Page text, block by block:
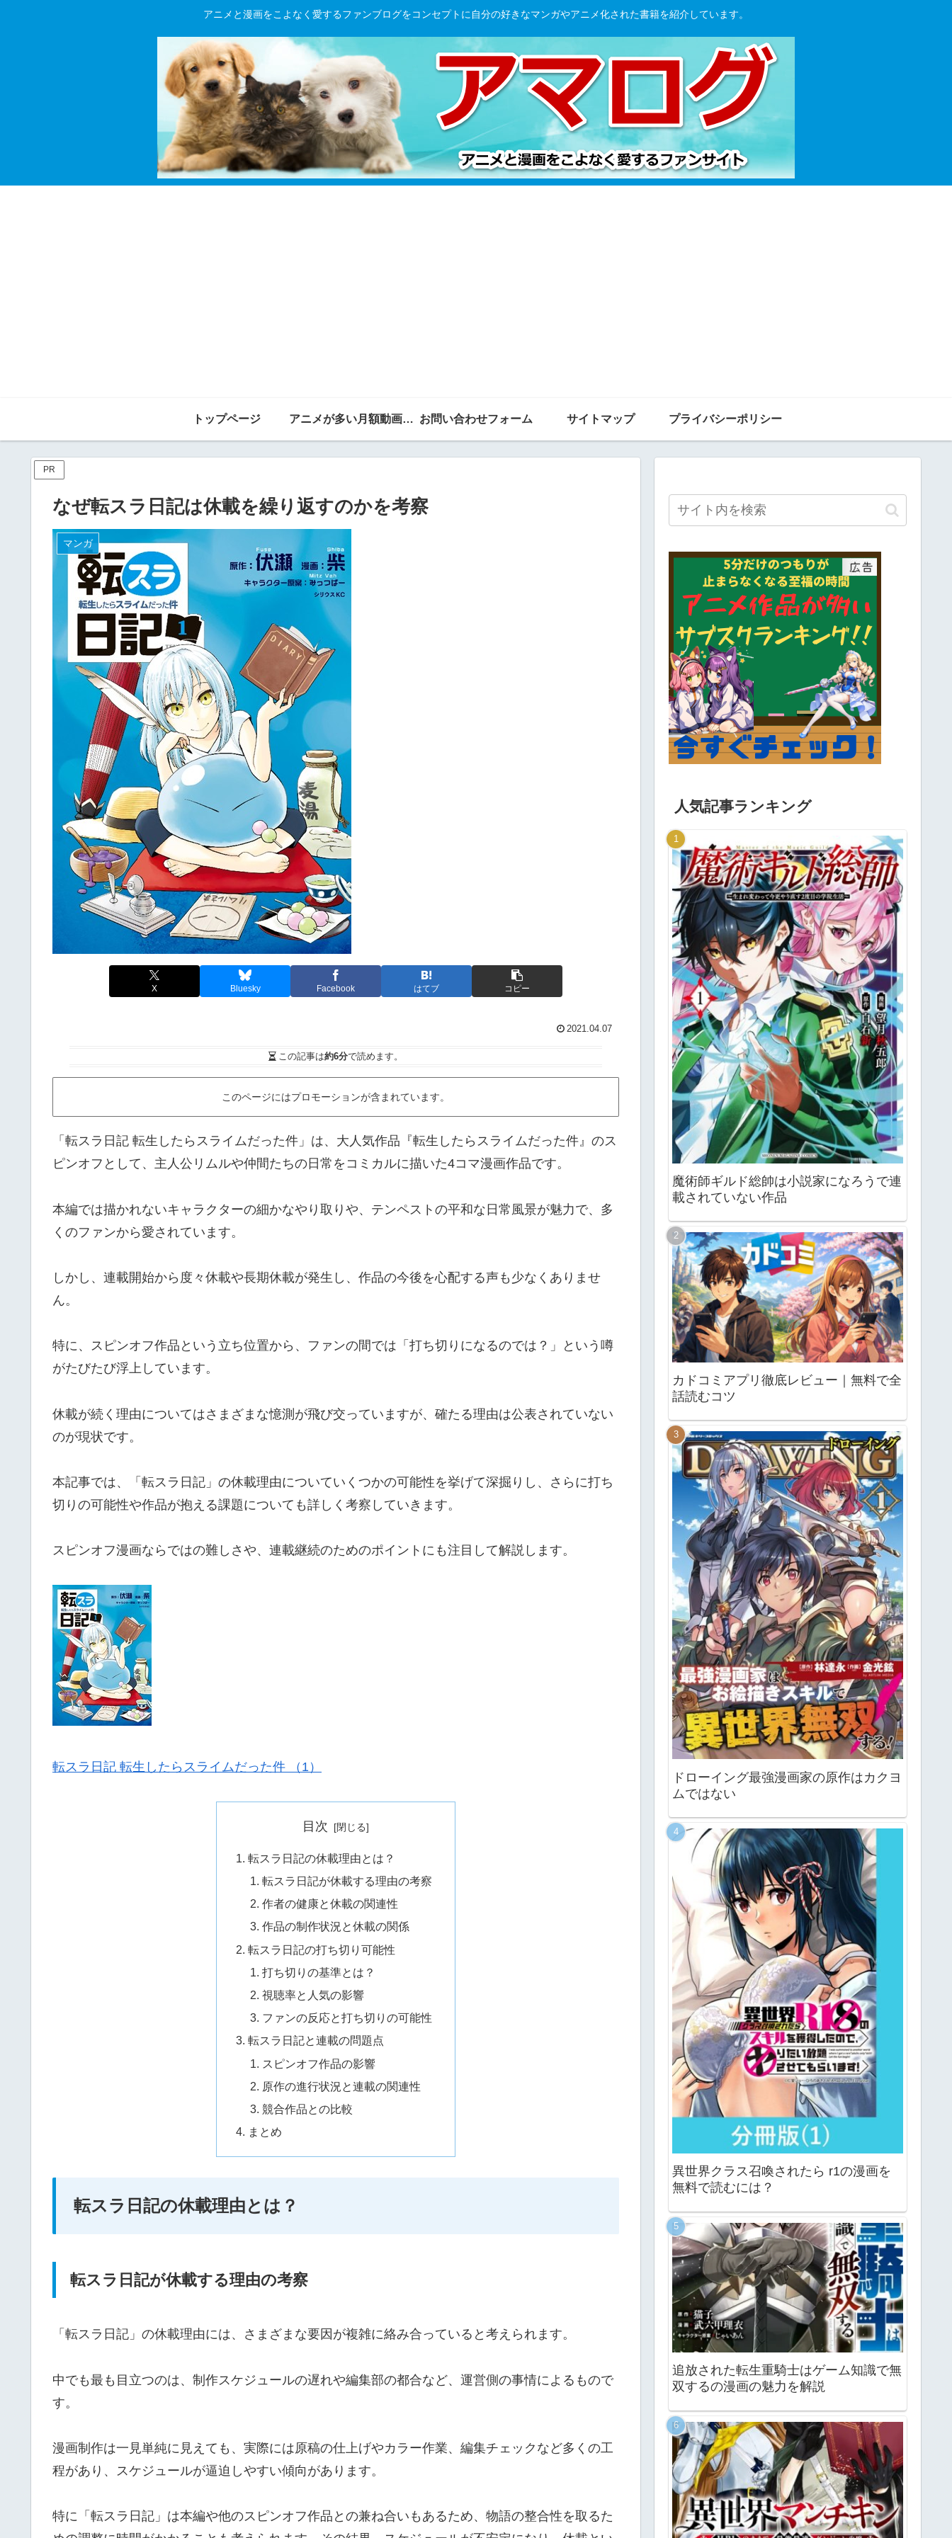
アニメと漫画をこよなく愛するファンブログをコンセプトに自分の好きなマンガやアニメ化された書籍を紹介しています。
トップページ アニメが多い月額動画ランキング お問い合わせフォーム サイトマップ プライバシーポリシー
PR
なぜ転スラ日記は休載を繰り返すのかを考察
マンガ
X Bluesky Facebook はてブ コピー
2021.04.07
この記事は約6分で読めます。
このページにはプロモーションが含まれています。
「転スラ日記 転生したらスライムだった件」は、大人気作品『転生したらスライムだった件』のス
ピンオフとして、主人公リムルや仲間たちの日常をコミカルに描いた4コマ漫画作品です。
本編では描かれないキャラクターの細かなやり取りや、テンペストの平和な日常風景が魅力で、多
くのファンから愛されています。
しかし、連載開始から度々休載や長期休載が発生し、作品の今後を心配する声も少なくありませ
ん。
特に、スピンオフ作品という立ち位置から、ファンの間では「打ち切りになるのでは？」という噂
がたびたび浮上しています。
休載が続く理由についてはさまざまな憶測が飛び交っていますが、確たる理由は公表されていない
のが現状です。
本記事では、「転スラ日記」の休載理由についていくつかの可能性を挙げて深掘りし、さらに打ち
切りの可能性や作品が抱える課題についても詳しく考察していきます。
スピンオフ漫画ならではの難しさや、連載継続のためのポイントにも注目して解説します。
転スラ日記 転生したらスライムだった件 （1）
目次
転スラ日記の休載理由とは？
転スラ日記が休載する理由の考察
作者の健康と休載の関連性
作品の制作状況と休載の関係
転スラ日記の打ち切り可能性
打ち切りの基準とは？
視聴率と人気の影響
ファンの反応と打ち切りの可能性
転スラ日記と連載の問題点
スピンオフ作品の影響
原作の進行状況と連載の関連性
競合作品との比較
まとめ
転スラ日記の休載理由とは？
転スラ日記が休載する理由の考察
「転スラ日記」の休載理由には、さまざまな要因が複雑に絡み合っていると考えられます。
中でも最も目立つのは、制作スケジュールの遅れや編集部の都合など、運営側の事情によるもので
す。
漫画制作は一見単純に見えても、実際には原稿の仕上げやカラー作業、編集チェックなど多くの工
程があり、スケジュールが逼迫しやすい傾向があります。
特に「転スラ日記」は本編や他のスピンオフ作品との兼ね合いもあるため、物語の整合性を取るた
人気記事ランキング
魔術師ギルド総帥は小説家になろうで連
載されていない作品
カドコミアプリ徹底レビュー｜無料で全
話読むコツ
ドローイング最強漫画家の原作はカクヨ
ムではない
異世界クラス召喚されたら r1の漫画を
無料で読むには？
追放された転生重騎士はゲーム知識で無
双するの漫画の魅力を解説